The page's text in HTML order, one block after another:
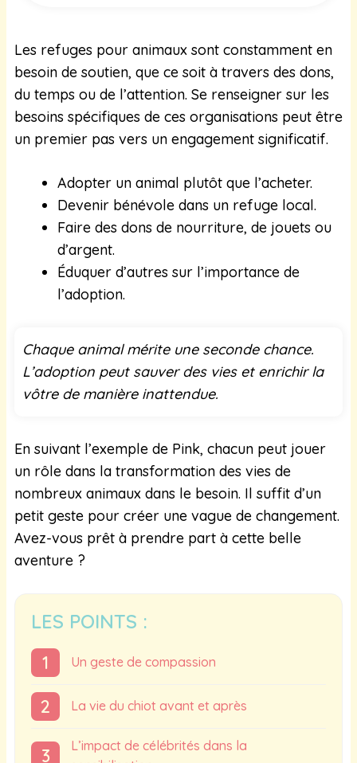
Les refuges pour animaux sont constamment en
besoin de soutien, que ce soit à travers des dons,
du temps ou de l’attention. Se renseigner sur les
besoins spécifiques de ces organisations peut être
un premier pas vers un engagement significatif.
Adopter un animal plutôt que l’acheter.
Devenir bénévole dans un refuge local.
Faire des dons de nourriture, de jouets ou
d’argent.
Éduquer d’autres sur l’importance de
l’adoption.
Chaque animal mérite une seconde chance.
L’adoption peut sauver des vies et enrichir la
vôtre de manière inattendue.
En suivant l’exemple de Pink, chacun peut jouer
un rôle dans la transformation des vies de
nombreux animaux dans le besoin. Il suffit d’un
petit geste pour créer une vague de changement.
Avez-vous prêt à prendre part à cette belle
aventure ?
LES POINTS :
Un geste de compassion
La vie du chiot avant et après
L’impact de célébrités dans la